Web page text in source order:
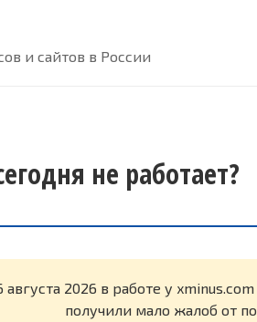
и сайтов в России
не работает?
августа 2026 в работе у
получили мало жалоб от